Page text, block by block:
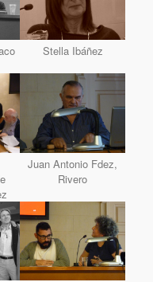
Stella Ibáñez
Juan Antonio Fdez,
Rivero